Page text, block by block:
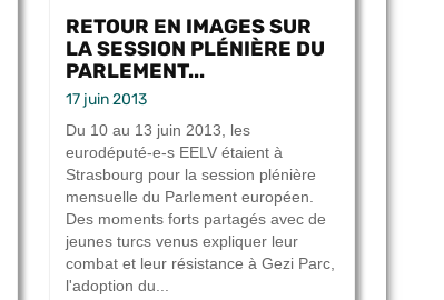
RETOUR EN IMAGES SUR
LA SESSION PLÉNIÈRE DU
PARLEMENT...
17 juin 2013
Du 10 au 13 juin 2013, les
eurodéputé-e-s EELV étaient à
Strasbourg pour la session plénière
mensuelle du Parlement européen.
Des moments forts partagés avec de
jeunes turcs venus expliquer leur
combat et leur résistance à Gezi Parc,
l'adoption du...